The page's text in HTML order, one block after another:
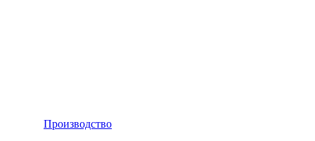
Производство